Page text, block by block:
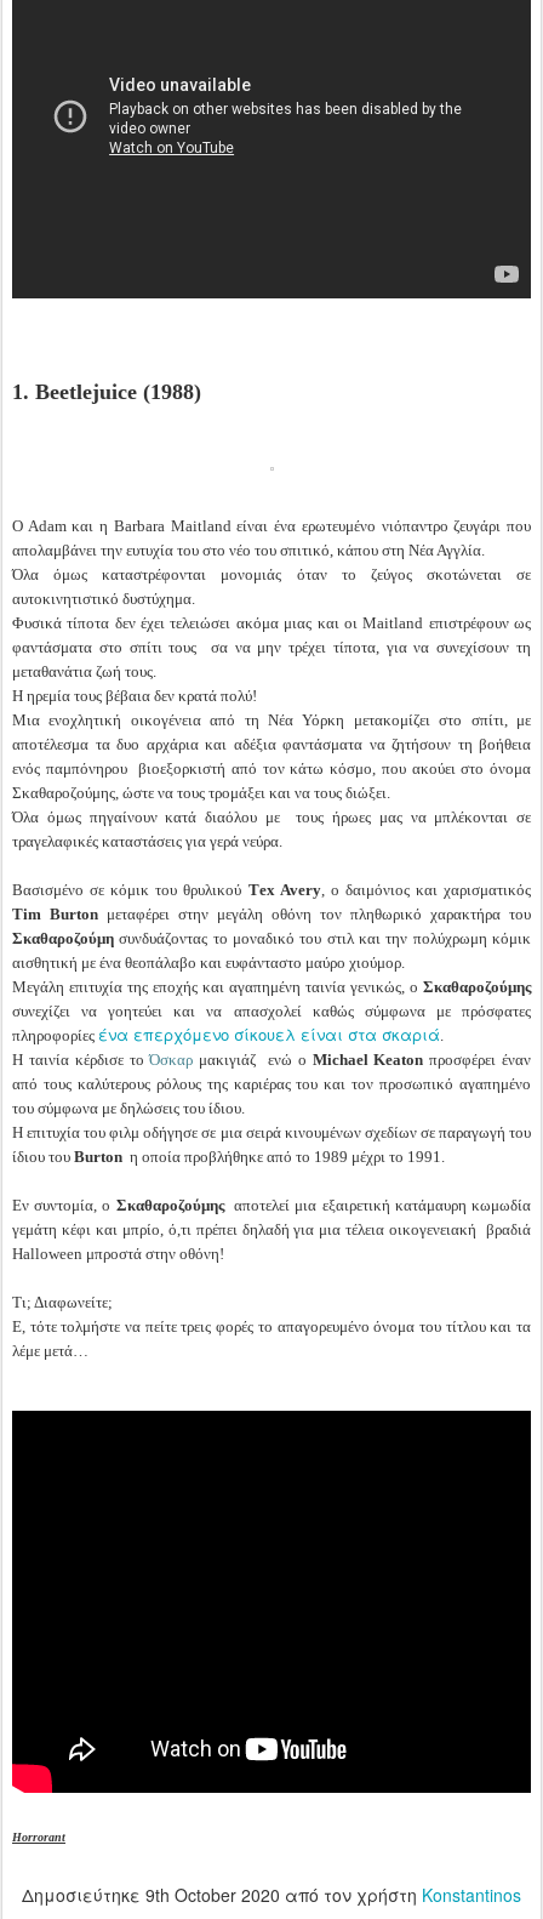
1. Beetlejuice (1988)
O Adam και η Barbara Maitland είναι ένα ερωτευμένο νιόπαντρο ζευγάρι που
απολαμβάνει την ευτυχία του στο νέο του σπιτικό, κάπου στη Νέα Αγγλία.
Όλα όμως καταστρέφονται μονομιάς όταν το ζεύγος σκοτώνεται σε
αυτοκινητιστικό δυστύχημα.
Φυσικά τίποτα δεν έχει τελειώσει ακόμα μιας και οι Maitland επιστρέφουν ως
φαντάσματα στο σπίτι τους σα να μην τρέχει τίποτα, για να συνεχίσουν τη
μεταθανάτια ζωή τους.
Η ηρεμία τους βέβαια δεν κρατά πολύ!
Μια ενοχλητική οικογένεια από τη Νέα Υόρκη μετακομίζει στο σπίτι, με
αποτέλεσμα τα δυο αρχάρια και αδέξια φαντάσματα να ζητήσουν τη βοήθεια
ενός παμπόνηρου βιοεξορκιστή από τον κάτω κόσμο, που ακούει στο όνομα
Σκαθαροζούμης, ώστε να τους τρομάξει και να τους διώξει.
Όλα όμως πηγαίνουν κατά διαόλου με τους ήρωες μας να μπλέκονται σε
τραγελαφικές καταστάσεις για γερά νεύρα.
Βασισμένο σε κόμικ του θρυλικού Τex Avery, ο δαιμόνιος και χαρισματικός
Τim Burton μεταφέρει στην μεγάλη οθόνη τον πληθωρικό χαρακτήρα του
Σκαθαροζούμησυνδυάζοντας το μοναδικό του στιλ και την πολύχρωμη κόμικ
αισθητική με ένα θεοπάλαβο και ευφάνταστο μαύρο χιούμορ.
Μεγάλη επιτυχία της εποχής και αγαπημένη ταινία γενικώς, ο Σκαθαροζούμης
συνεχίζει να γοητεύει και να απασχολεί καθώς σύμφωνα με πρόσφατες
πληροφορίες ένα επερχόμενο σίκουελ είναι στα σκαριά.
Η ταινία κέρδισε τοΌσκαρ μακιγιάζ ενώ ο Michael Keaton προσφέρει έναν
από τους καλύτερους ρόλους της καριέρας του και τον προσωπικό αγαπημένο
του σύμφωνα με δηλώσεις του ίδιου.
Η επιτυχία του φιλμ οδήγησε σε μια σειρά κινουμένων σχεδίων σε παραγωγή του
ίδιου του Burton η οποία προβλήθηκε από το 1989 μέχρι το 1991.
Εν συντομία, ο Σκαθαροζούμηςαποτελεί μια εξαιρετική κατάμαυρη κωμωδία
γεμάτη κέφι και μπρίο, ό,τι πρέπει δηλαδή για μια τέλεια οικογενειακή βραδιά
Halloween μπροστά στην οθόνη!
Τι; Διαφωνείτε;
Ε, τότε τολμήστε να πείτε τρεις φορές το απαγορευμένο όνομα του τίτλου και τα
λέμε μετά…
Horrorant
Δημοσιεύτηκε 9th October 2020 από τον χρήστη Konstantinos